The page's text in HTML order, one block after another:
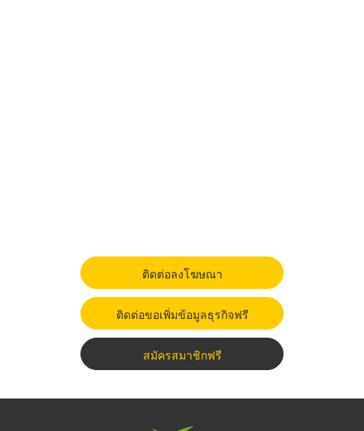
ติดต่อลงโฆษณา
ติดต่อขอเพิ่มข้อมูลธุรกิจฟรี
สมัครสมาชิกฟรี